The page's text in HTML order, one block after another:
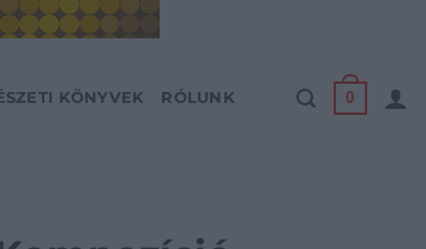
KÖNYVEK RÓLUNK 0